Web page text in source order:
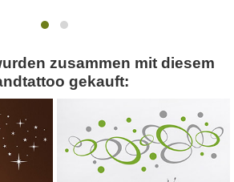
zusammen mit diesem
gekauft: